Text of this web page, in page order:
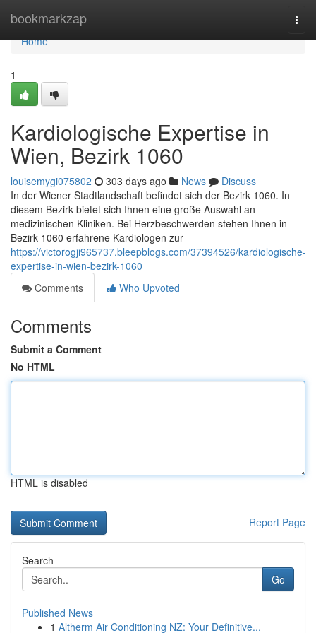
bookmarkzap
Home
Home
1
Kardiologische Expertise in
Wien, Bezirk 1060
louisemygi075802 303 days ago News
Discuss
In der Wiener Stadtlandschaft befindet sich der Bezirk 1060. In
diesem Bezirk bietet sich Ihnen eine große Auswahl an
medizinischen Kliniken. Bei Herzbeschwerden stehen Ihnen in
Bezirk 1060 erfahrene Kardiologen zur
https://victorogji965737.bleepblogs.com/37394526/kardiologische-
expertise-in-wien-bezirk-1060
Comments
Who Upvoted
Comments
Submit a Comment
No HTML
HTML is disabled
Report Page
Search
Go
Published News
1 Altherm Air Conditioning NZ: Your Definitive...